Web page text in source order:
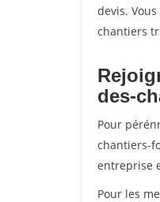
devis.
chantiers
des-
Pour
chantiers-
entreprise
Pour les